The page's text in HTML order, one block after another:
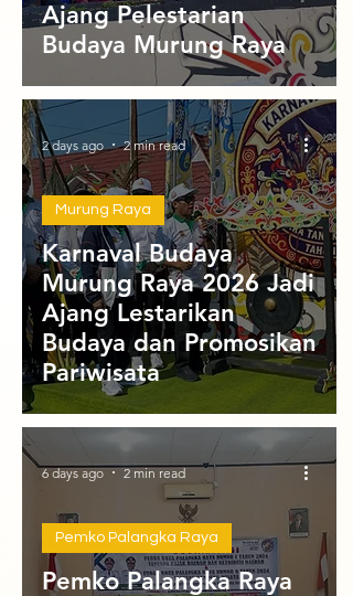
Ajang Pelestarian
Budaya Murung Raya
Karnaval Budaya
Murung Raya 2026 Jadi
Ajang Lestarikan
Budaya dan Promosikan
Pariwisata
Murung Raya
2 days ago 2 min read
Pemko Palangka Raya
Pemko Palangka Raya
6 days ago 2 min read